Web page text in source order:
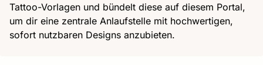
Tattoo-Vorlagen und bündelt diese auf diesem Portal,
um dir eine zentrale Anlaufstelle mit hochwertigen,
sofort nutzbaren Designs anzubieten.